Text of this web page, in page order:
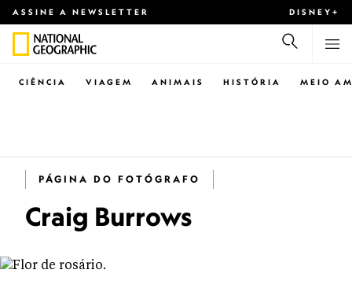
ASSINE A NEWSLETTER DISNEY+
CIÊNCIA VIAGEM ANIMAIS HISTÓRIA MEIO
PÁGINA DO FOTÓGRAFO
Craig Burrows